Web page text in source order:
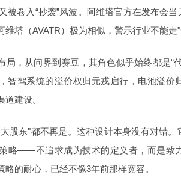
被卷入“抄袭”风波。阿维塔官方在发布会
维塔（AVATR）极为相似，警示行业不能
局，从问界到赛豆，其角色似乎始终都是“
智驾系统的溢价权归元戎启行，电池溢价
建设。
股东"都不再是。这种设计本身没有对错
略——不追求成为技术的定义者，而是致
略的耐心，已经不像3年前那样宽容。